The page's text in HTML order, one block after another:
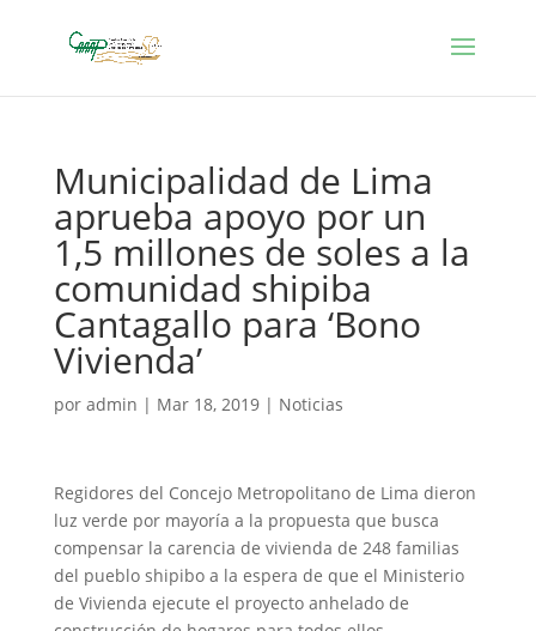
Municipalidad de Lima
aprueba apoyo por un
1,5 millones de soles a la
comunidad shipiba
Cantagallo para ‘Bono
Vivienda’
por admin | Mar 18, 2019| Noticias
Regidores del Concejo Metropolitano de Lima dieron
luz verde por mayoría a la propuesta que busca
compensar la carencia de vivienda de 248 familias
del pueblo shipibo a la espera de que el Ministerio
de Vivienda ejecute el proyecto anhelado de